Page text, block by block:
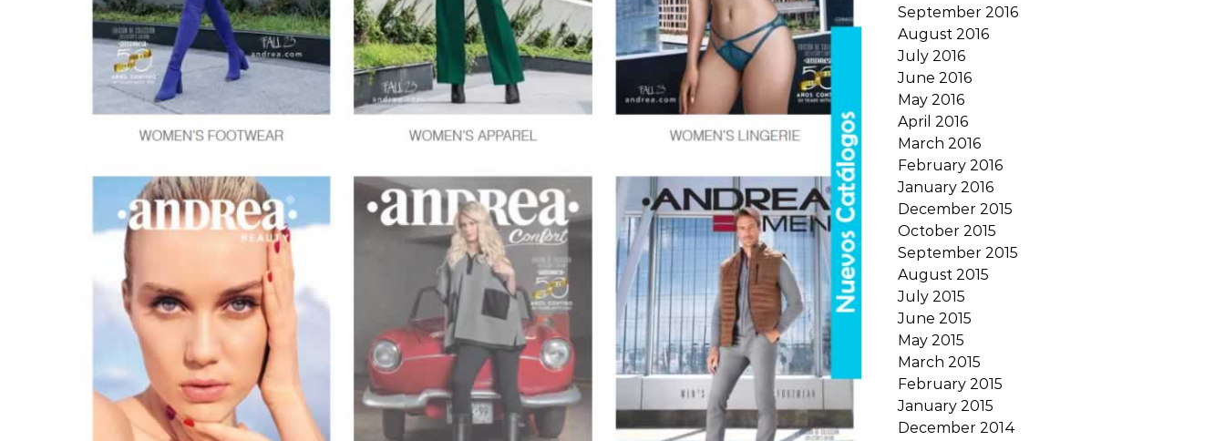
September 2016
August 2016
July 2016
June 2016
May 2016
April 2016
March 2016
February 2016
January 2016
December 2015
October 2015
September 2015
August 2015
July 2015
June 2015
May 2015
March 2015
February 2015
January 2015
December 2014